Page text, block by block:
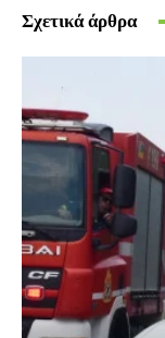
Σχετικά άρθρα